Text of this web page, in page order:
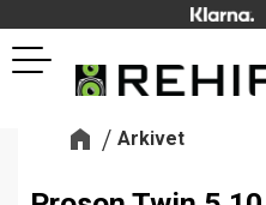
Meny
Arkivet